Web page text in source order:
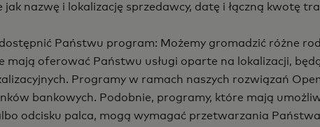
nazwę i lokalizację sprzedawcy, datę i łączną kwotę
Państwu program: Możemy gromadzić różne
mają oferować Państwu usługi oparte na lokalizacji,
Programy w ramach naszych rozwiązań
bankowych. Podobnie, programy, które mają
odcisku palca, mogą wymagać przetwarzania